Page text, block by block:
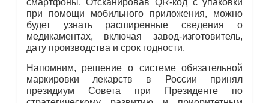
смартфоны. Отсканировав QR-код с упаковки
при помощи мобильного приложения, можно
будет узнать расширенные сведения о
медикаментах, включая завод-изготовитель,
дату производства и срок годности.
Напомним, решение о системе обязательной
маркировки лекарств в России принял
президиум Совета при Президенте по